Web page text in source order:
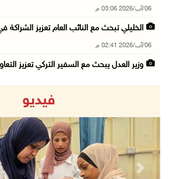
06/آب/2026 03:06 م
الخليلي تبحث مع النائب العام تعزيز الشراكة
06/آب/2026 02:41 م
وزير العدل يبحث مع السفير التركي تعزيز
سلطة النقد: ارتفاع نسبة الشمول المالي
06/آب/2026 02:31 م
"فتح": عدوان الاحتلال على مخيّم قلنديا لن
06/آب/2026 02:28 م
وزراء خارجية 8 دول عربية وإسلامية يدينون الان ...
فيديو
Next